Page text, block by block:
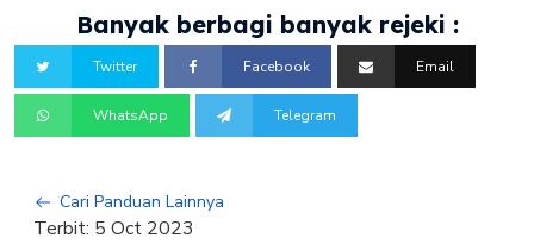
Banyak berbagi banyak rejeki :
Twitter Facebook Email
WhatsApp Telegram
Cari Panduan Lainnya
Terbit: 5 Oct 2023